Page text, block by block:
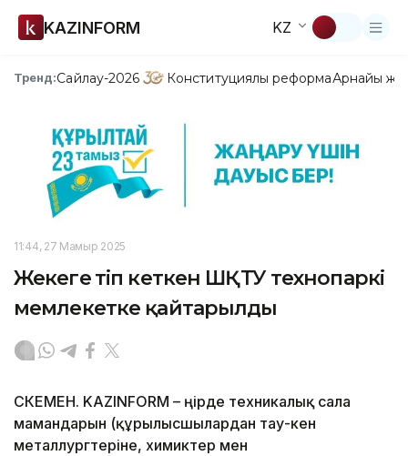
KAZINFORM KZ
Тренд:Сайлау-2026 Конституциялық реформаАрнайы
11:44, 27 Мамыр 2025
Жекеге өтіп кеткен ШҚТУ технопаркі
мемлекетке қайтарылды
ӨСКЕМЕН. KAZINFORM – Өңірде техникалық сала
мамандарын (құрылысшылардан тау-кен
металлургтеріне, химиктер мен